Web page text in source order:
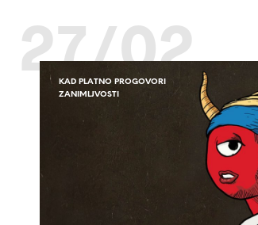
27/02
KAD PLATNO PROGOVORI
ZANIMLJVOSTI